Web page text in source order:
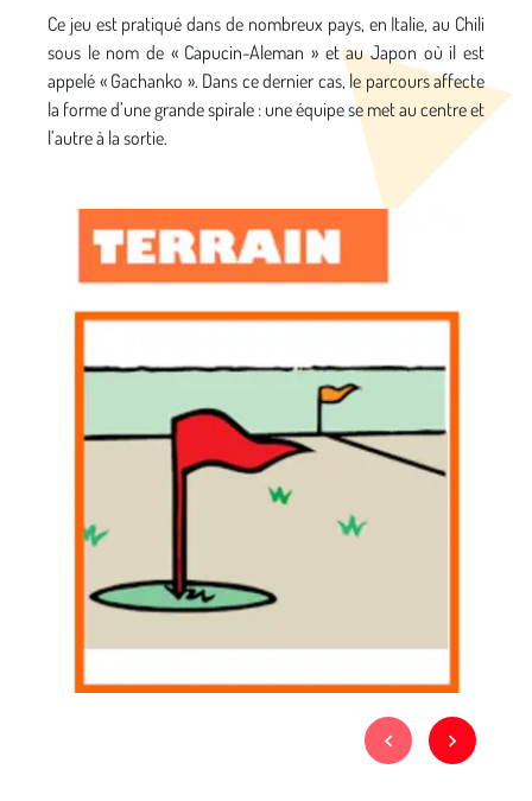
Ce jeu est pratiqué dans de nombreux pays, en Italie, au Chili
sous le nom de « Capucin-Aleman » et au Japon où il est
appelé « Gachanko ». Dans ce dernier cas, le parcours affecte
la forme d’une grande spirale : une équipe se met au centre et
l’autre à la sortie.